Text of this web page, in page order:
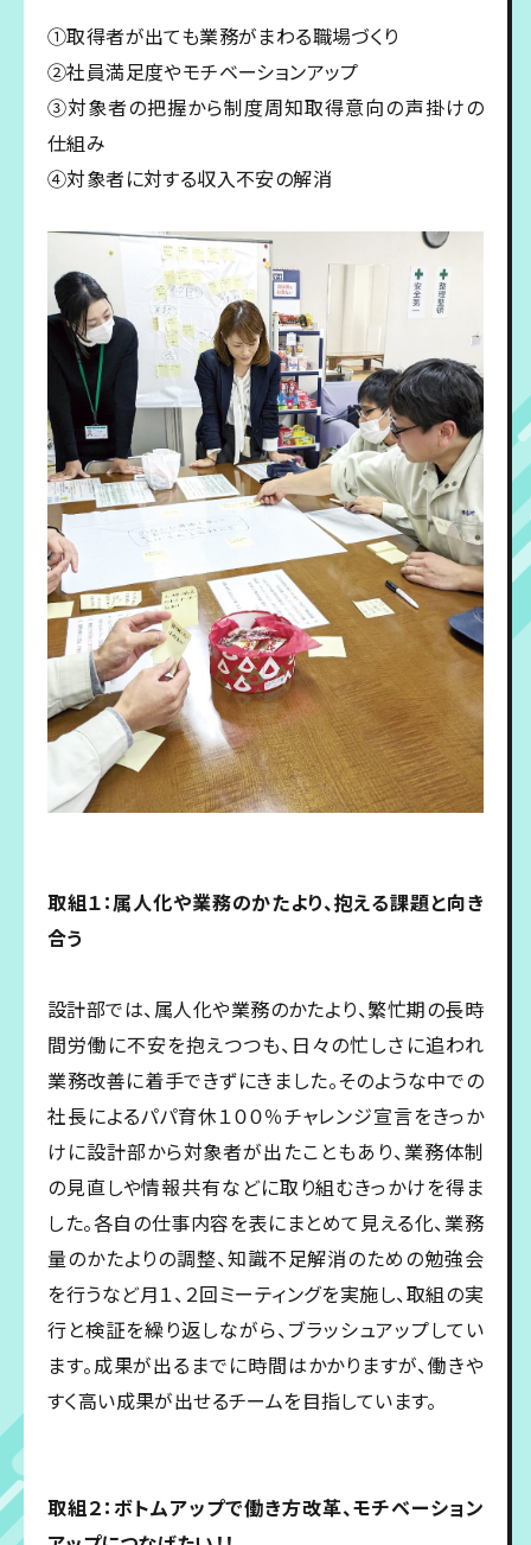
①取得者が出ても業務がまわる職場づくり
②社員満足度やモチベーションアップ
③対象者の把握から制度周知取得意向の声掛けの
仕組み
④対象者に対する収入不安の解消
取組１：属人化や業務のかたより、抱える課題と向き
合う
設計部では、属人化や業務のかたより、繁忙期の長時
間労働に不安を抱えつつも、日々の忙しさに追われ
業務改善に着手できずにきました。そのような中での
社長によるパパ育休１００％チャレンジ宣言をきっか
けに設計部から対象者が出たこともあり、業務体制
の見直しや情報共有などに取り組むきっかけを得ま
した。各自の仕事内容を表にまとめて見える化、業務
量のかたよりの調整、知識不足解消のための勉強会
を行うなど月１、２回ミーティングを実施し、取組の実
行と検証を繰り返しながら、ブラッシュアップしてい
ます。成果が出るまでに時間はかかりますが、働きや
すく高い成果が出せるチームを目指しています。
取組２：ボトムアップで働き方改革、モチベーション